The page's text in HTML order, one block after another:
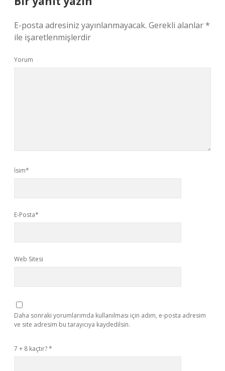
E-posta adresiniz yayınlanmayacak. Gerekli alanlar*
ile işaretlenmişlerdir
Yorum
İsim*
E-Posta*
Web Sitesi
Daha sonraki yorumlarımda kullanılması için adım, e-posta adresim
ve site adresim bu tarayıcıya kaydedilsin.
7 + 8 kaçtır?*